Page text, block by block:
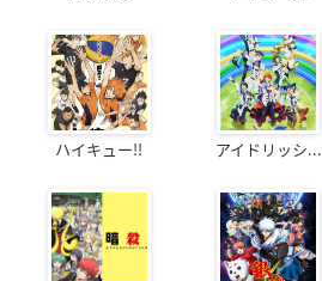
ハイキュー!! アイドリッシ...